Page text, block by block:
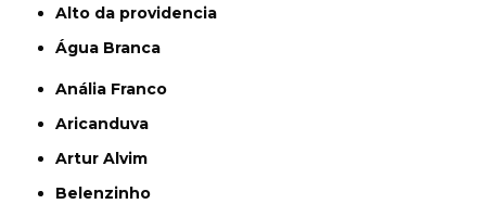
alto da providencia
Água Branca
Anália Franco
Aricanduva
Artur Alvim
Belenzinho